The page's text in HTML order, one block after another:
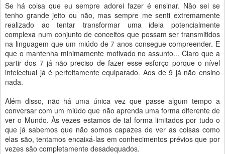
Se há coisa que eu sempre adorei fazer é ensinar. Não sei se
tenho grande jeito ou não, mas sempre me senti extremamente
realizado ao tentar transformar uma ideia potencialmente
complexa num conjunto de conceitos que possam ser transmitidos
na linguagem que um miúdo de 7 anos consegue compreender. E
que o mantenha minimamente motivado no assunto... Claro que a
partir dos 7 já não preciso de fazer esse esforço porque o nível
intelectual já é perfeitamente equiparado. Aos de 9 já não ensino
nada.
Além disso, não há uma única vez que passe algum tempo a
conversar com um miúdo que não aprenda uma forma diferente de
ver o Mundo. Às vezes estamos de tal forma limitados por tudo o
que já sabemos que não somos capazes de ver as coisas como
elas são, tentamos encaixá-las em conhecimentos prévios que por
vezes são completamente desadequados.